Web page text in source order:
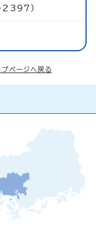
）
プページへ戻る